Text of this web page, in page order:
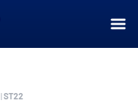
|ST22